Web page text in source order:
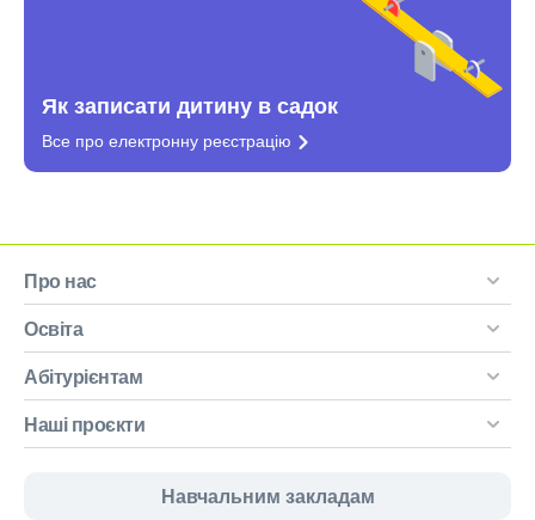
Як записати дитину в садок
Все про електронну реєстрацію
Про нас
Освіта
Абітурієнтам
Наші проєкти
Навчальним закладам